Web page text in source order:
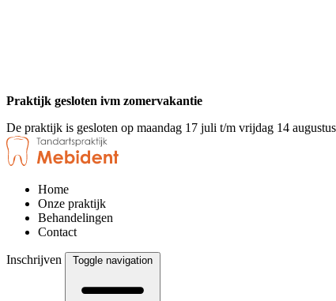
Praktijk gesloten ivm zomervakantie
De praktijk is gesloten op maandag 17 juli t/m vrijdag 14
Home
Onze praktijk
Behandelingen
Contact
Inschrijven Toggle navigation